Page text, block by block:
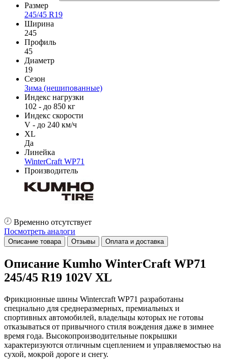
Размер
245/45 R19
Ширина
245
Профиль
45
Диаметр
19
Сезон
Зима (нешипованные)
Индекс нагрузки
102 - до 850 кг
Индекс скорости
V - до 240 км/ч
XL
Да
Линейка
WinterCraft WP71
Производитель
Временно отсутствует
Посмотреть аналоги
Описание товара Отзывы Оплата и доставка
Описание Kumho WinterCraft WP71
245/45 R19 102V XL
Фрикционные шины Wintercraft WP71 разработаны
специально для среднеразмерных, премиальных и
спортивных автомобилей, владельцы которых не готовы
отказываться от привычного стиля вождения даже в зимнее
время года. Высокопроизводительные покрышки
характеризуются отличным сцеплением и управляемостью на
сухой, мокрой дороге и снегу.